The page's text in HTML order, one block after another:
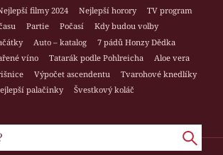
filmy 2024 Nejlepší horory
TV program
Partie Počasí
Kdy budou volby
Auto – katalog
7 pádů Honzy Dědka
víno Tatarák podle Pohlreicha
Aloe vera
Výpočet ascendentu
Tvarohové knedlíky
palačinky
Švestkový koláč